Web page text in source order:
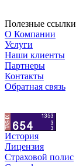
Полезные ссылки
О Компании
Услуги
Наши клиенты
Партнеры
Контакты
Обратная связь
История
Лицензия
Страховой полис